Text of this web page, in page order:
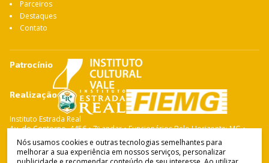
Parceiros
Destaques
Contato
Patrocínio
Realização
Instituto Estrada Real
Av. do Contorno, 4456 • 7º andar • Funcionários Belo Horizonte: MG •
CEP: 30.110-028 Fone: 31 3263-4765
Nós usamos cookies e outras tecnologias semelhantes para
melhorar a sua experiência em nossos serviços, personalizar